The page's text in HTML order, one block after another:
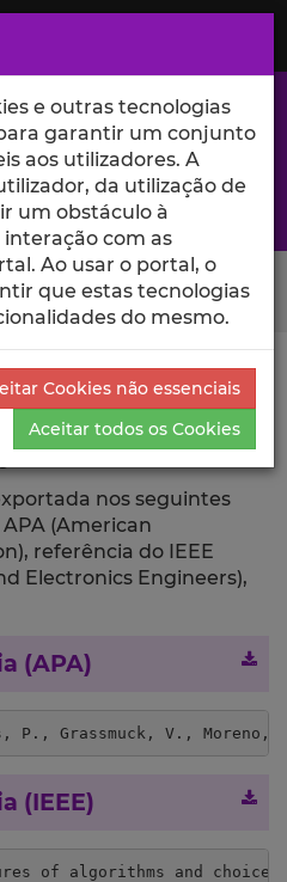
e ciência no Iscte
Descrição Detalhada da
nos seguintes
(American
referência do IEEE
Electronics Engineers),
(APA)
P., Grassmuck, V.,
(IEEE)
of algorithms and
e outras tecnologias
garantir um conjunto
aos utilizadores. A
da utilização de
um obstáculo à
com as
Ao usar o portal, o
que estas tecnologias
do mesmo.
Cookies não essenciais
Aceitar todos os Cookies